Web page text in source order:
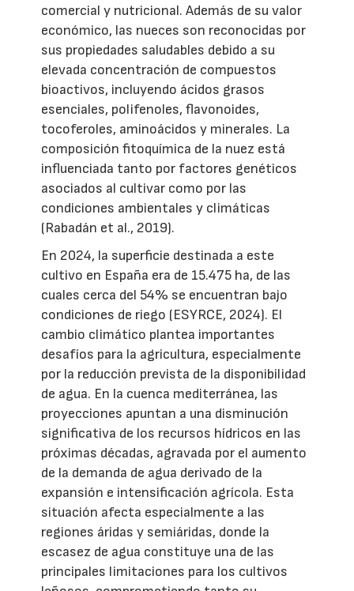
comercial y nutricional. Además de su valor
económico, las nueces son reconocidas por
sus propiedades saludables debido a su
elevada concentración de compuestos
bioactivos, incluyendo ácidos grasos
esenciales, polifenoles, flavonoides,
tocoferoles, aminoácidos y minerales. La
composición fitoquímica de la nuez está
influenciada tanto por factores genéticos
asociados al cultivar como por las
condiciones ambientales y climáticas
(Rabadán et al., 2019).
En 2024, la superficie destinada a este
cultivo en España era de 15.475 ha, de las
cuales cerca del 54% se encuentran bajo
condiciones de riego (ESYRCE, 2024). El
cambio climático plantea importantes
desafíos para la agricultura, especialmente
por la reducción prevista de la disponibilidad
de agua. En la cuenca mediterránea, las
proyecciones apuntan a una disminución
significativa de los recursos hídricos en las
próximas décadas, agravada por el aumento
de la demanda de agua derivado de la
expansión e intensificación agrícola. Esta
situación afecta especialmente a las
regiones áridas y semiáridas, donde la
escasez de agua constituye una de las
principales limitaciones para los cultivos